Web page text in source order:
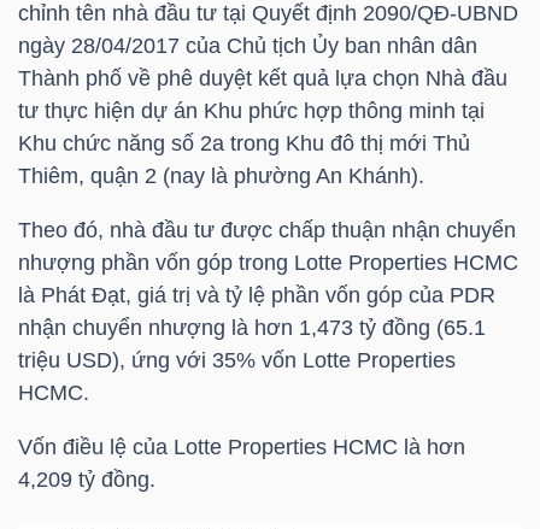
chỉnh tên nhà đầu tư tại Quyết định 2090/QĐ-UBND
ngày 28/04/2017 của Chủ tịch Ủy ban nhân dân
Thành phố về phê duyệt kết quả lựa chọn Nhà đầu
tư thực hiện dự án Khu phức hợp thông minh tại
Khu chức năng số 2a trong Khu đô thị mới Thủ
Thiêm, quận 2 (nay là phường An Khánh).
Theo đó, nhà đầu tư được chấp thuận nhận chuyển
nhượng phần vốn góp trong Lotte Properties HCMC
là Phát Đạt, giá trị và tỷ lệ phần vốn góp của PDR
nhận chuyển nhượng là hơn 1,473 tỷ đồng (65.1
triệu USD), ứng với 35% vốn Lotte Properties
HCMC.
Vốn điều lệ của Lotte Properties HCMC là hơn
4,209 tỷ đồng.
HÀNG
HÓA
KINH
ĐÔNG
DƯƠNG